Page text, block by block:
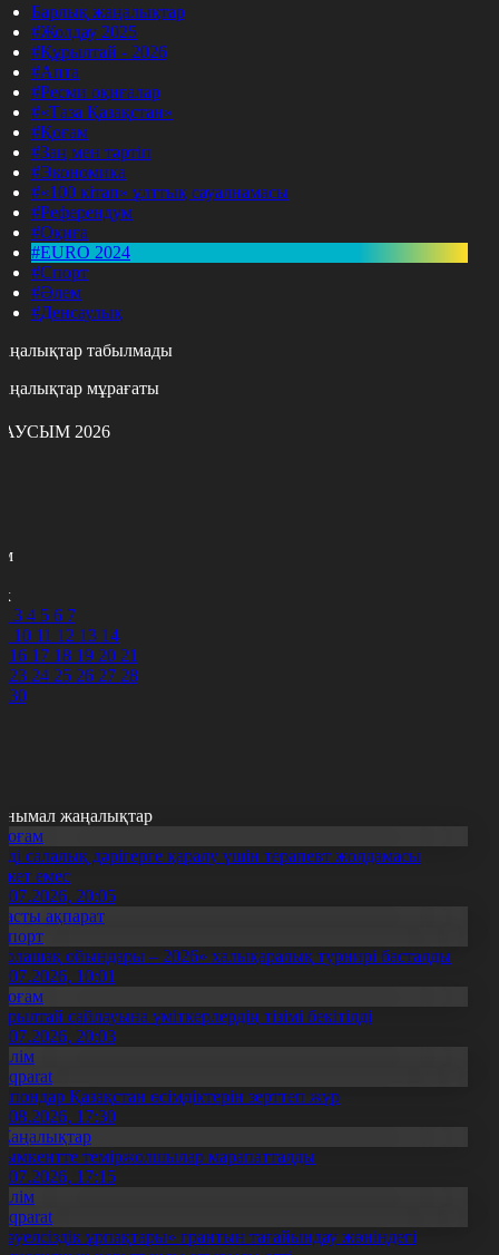
Барлық жаңалықтар
#Жолдау 2025
#Құрылтай - 2026
#Апта
#Ресми оқиғалар
#«Таза Қазақстан»
#Қоғам
#Заң мен тәртіп
#Экономика
#«100 кітап» ұлттық сауалнамасы
#Референдум
#Оқиға
#EURO 2024
#Спорт
#Әлем
#Денсаулық
табылмады
мұрағаты
2026
3 4 5 6 7
10 11 12 13 14
16 17 18 19 20 21
23 24 25 26 27 28
30
жаңалықтар
салалық дәрігерге қаралу үшін терапевт жолдамасы
емес
20:05
ақпарат
ойындары – 2026» халықаралық турнирі басталды
10:01
сайлауына үміткерлердің тізімі бекітілді
20:03
Қазақстан өсімдіктерін зерттеп жүр
17:30
теміржолшылар марапатталды
17:15
ұрпақтары» грантын тағайындау жөніндегі